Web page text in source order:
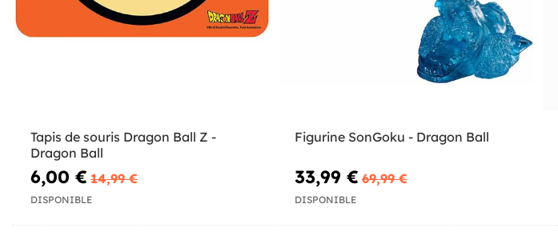
Tapis de souris Dragon Ball Z -
Dragon Ball
6,00 € 14,99 €
DISPONIBLE
Figurine SonGoku - Dragon Ball
33,99 € 69,99 €
DISPONIBLE